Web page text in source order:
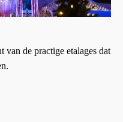
van de practige etalages dat